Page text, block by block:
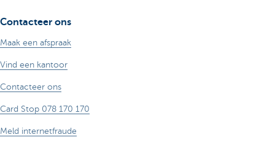
Contacteer ons
Maak een afspraak
Vind een kantoor
Contacteer ons
Card Stop 078 170 170
Meld internetfraude